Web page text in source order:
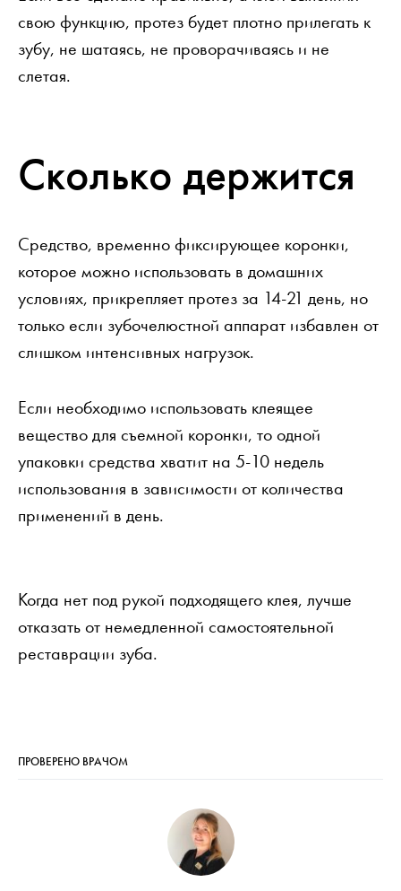
свою функцию, протез будет плотно прилегать к
зубу, не шатаясь, не проворачиваясь и не
слетая.
Сколько держится
Средство, временно фиксирующее коронки,
которое можно использовать в домашних
условиях, прикрепляет протез за 14-21 день, но
только если зубочелюстной аппарат избавлен от
слишком интенсивных нагрузок.
Если необходимо использовать клеящее
вещество для съемной коронки, то одной
упаковки средства хватит на 5-10 недель
использования в зависимости от количества
применений в день.
Когда нет под рукой подходящего клея, лучше
отказать от немедленной самостоятельной
реставрации зуба.
ПРОВЕРЕНО ВРАЧОМ